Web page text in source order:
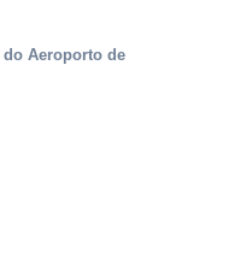
do Aeroporto de